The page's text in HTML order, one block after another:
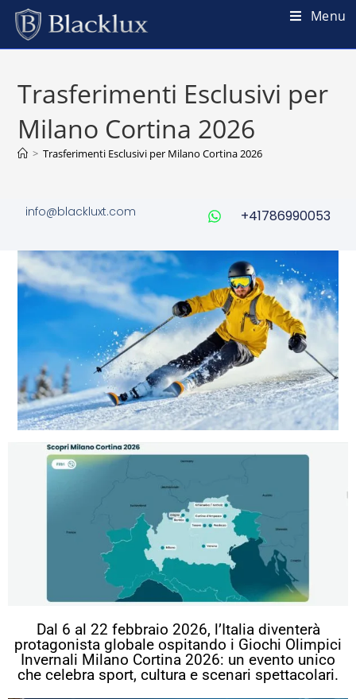
Menu
Trasferimenti Esclusivi per
Milano Cortina 2026
> Trasferimenti Esclusivi per Milano Cortina 2026
info@blackluxt.com +41786990053
Dal 6 al 22 febbraio 2026, l’Italia diventerà
protagonista globale ospitando i Giochi Olimpici
Invernali Milano Cortina 2026: un evento unico
che celebra sport, cultura e scenari spettacolari.